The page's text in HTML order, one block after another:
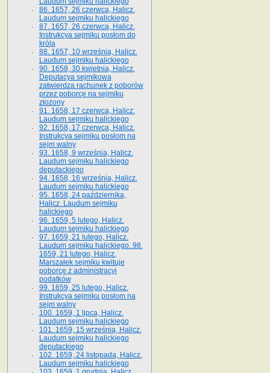
86. 1657, 26 czerwca, Halicz.
Laudum sejmiku halickiego
87. 1657, 26 czerwca, Halicz.
Instrukcya sejmiku posłom do
króla
88. 1657, 10 września, Halicz.
Laudum sejmiku halickiego
90. 1658, 30 kwietnia, Halicz.
Deputacya sejmikowa
zatwierdza rachunek z poborów
przez poborcę na sejmiku
złożony
91. 1658, 17 czerwca, Halicz.
Laudum sejmiku halickiego
92. 1658, 17 czerwca, Halicz.
Instrukcya sejmiku posłom na
sejm walny
93. 1658, 9 września, Halicz.
Laudum sejmiku halickiego
deputackiego
94. 1658, 16 września, Halicz.
Laudum sejmiku halickiego
95. 1658, 24 października,
Halicz. Laudum sejmiku
halickiego
96. 1659, 5 lutego, Halicz.
Laudum sejmiku halickiego
97. 1659, 21 lutego, Halicz.
Laudum sejmiku halickiego. 98.
1659, 21 lutego, Halicz.
Marszałek sejmiku kwituje
poborcę z administracyi
podatków
99. 1659, 25 lutego, Halicz.
Instrukcya sejmiku posłom na
sejm walny
100. 1659, 1 lipca, Halicz.
Laudum sejmiku halickiego
101. 1659, 15 września, Halicz.
Laudum sejmiku halickiego
deputackiego
102. 1659, 24 listopada, Halicz.
Laudum sejmiku halickiego